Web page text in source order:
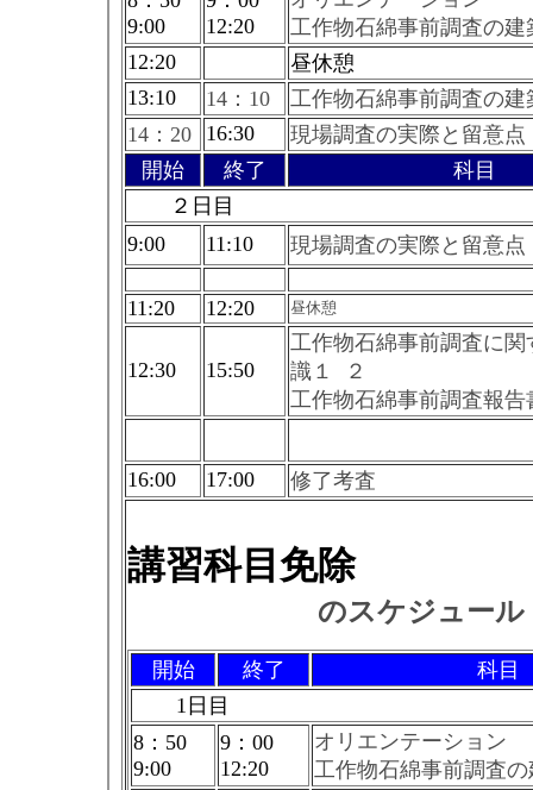
9:00
12:20
工作物石綿事前調査の建
12:20
昼休憩
13:10
14：10
工作物石綿事前調査の建
14：20
16:30
現場調査の実際と留意点
開始
終了
科目
２日目
9:00
11:10 現場調査の実際と留意点
11:20 12:20 昼休憩
12:30 15:50
工作物石綿事前調査に関
識１ ２
工作物石綿事前調査報告
16:00 17:00 修了考査
講習科目免除
のスケジュール
開始 終了
科目
1日目
8：50
9:00
9：00
12:20
オリエンテーション
工作物石綿事前調査